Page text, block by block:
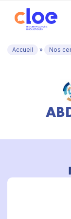
Accueil » Nos